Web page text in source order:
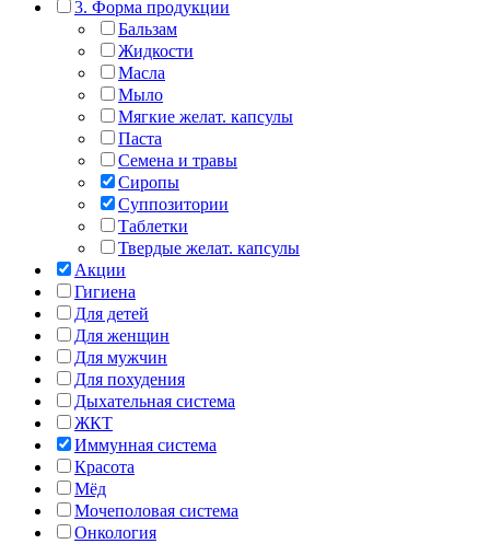
3. Форма продукции
Бальзам
Жидкости
Масла
Мыло
Мягкие желат. капсулы
Паста
Семена и травы
Сиропы
Суппозитории
Таблетки
Твердые желат. капсулы
Акции
Гигиена
Для детей
Для женщин
Для мужчин
Для похудения
Дыхательная система
ЖКТ
Иммунная система
Красота
Мёд
Мочеполовая система
Онкология